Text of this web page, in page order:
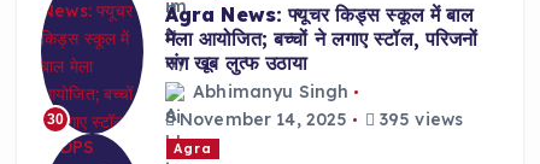
30
Agra News: फ्यूचर किड्स स्कूल में बाल
मेला आयोजित; बच्चों ने लगाए स्टॉल, परिजनों
संग खूब लुत्फ उठाया
Abhimanyu Singh
November 14, 2025
395 views
Agra